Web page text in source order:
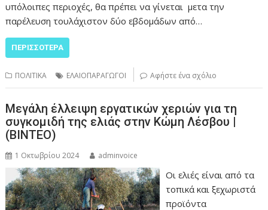
υπόλοιπες περιοχές, θα πρέπει να γίνεται μετα την
παρέλευση τουλάχιστον δύο εβδομάδων από…
ΠΕΡΙΣΣΌΤΕΡΑ
ΠΟΛΙΤΙΚΑ ΕΛΑΙΟΠΑΡΑΓΩΓΟΙ Αφήστε ένα σχόλιο
Μεγάλη έλλειψη εργατικών χεριών για τη
συγκομιδή της ελιάς στην Κώμη Λέσβου |
(ΒΙΝΤΕΟ)
1 Οκτωβρίου 2024 adminvoice
Οι ελιές είναι από τα
τοπικά και ξεχωριστά
προϊόντα